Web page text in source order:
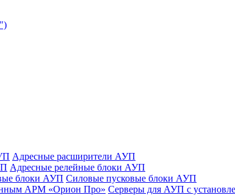
Адресные расширители АУП
Адресные релейные блоки АУП
блоки АУП Силовые пусковые блоки АУП
АРМ «Орион Про» Серверы для АУП с